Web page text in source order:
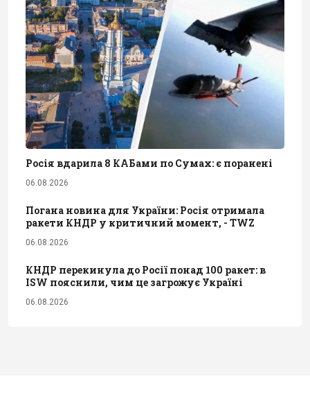
Росія вдарила 8 КАБами по Сумах: є поранені
06.08.2026
Погана новина для України: Росія отримала
ракети КНДР у критичний момент, - TWZ
06.08.2026
КНДР перекинула до Росії понад 100 ракет: в
ISW пояснили, чим це загрожує Україні
06.08.2026